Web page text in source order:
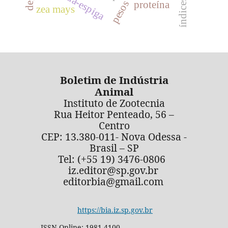
proteína
zea mays pesos
Boletim de Indústria
Animal
Instituto de Zootecnia
Rua Heitor Penteado, 56 –
Centro
CEP: 13.380-011- Nova Odessa -
Brasil – SP
Tel: (+55 19) 3476-0806
iz.editor@sp.gov.br
editorbia@gmail.com
https://bia.iz.sp.gov.br